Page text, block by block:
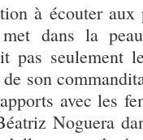
à écouter aux
dans la
seulement
son
avec les
Noguera